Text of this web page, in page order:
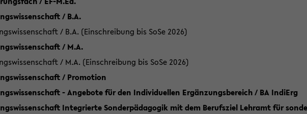
/ B.A.
/ B.A. (Einschreibung bis SoSe 2026)
/ M.A.
/ M.A. (Einschreibung bis SoSe 2026)
/ Promotion
- Angebote für den Individuellen Ergänzungsbereich / BA IndiErg
Integrierte Sonderpädagogik mit dem Berufsziel Lehramt für